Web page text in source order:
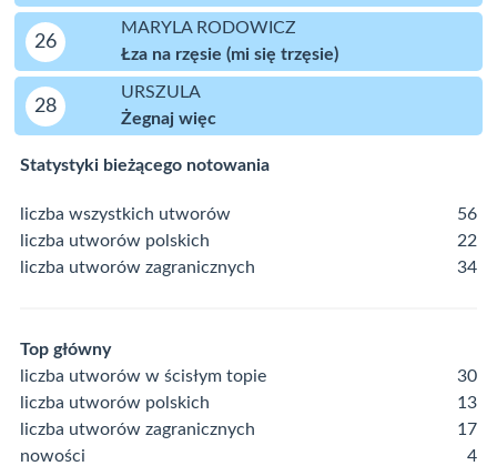
26
MARYLA RODOWICZ
Łza na rzęsie (mi się trzęsie)
28
URSZULA
Żegnaj więc
Statystyki bieżącego notowania
liczba wszystkich utworów
56
liczba utworów polskich
22
liczba utworów zagranicznych
34
Top główny
liczba utworów w ścisłym topie
30
liczba utworów polskich
13
liczba utworów zagranicznych
17
nowości
4